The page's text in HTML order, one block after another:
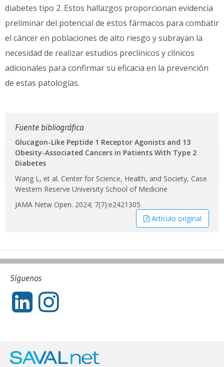
diabetes tipo 2. Estos hallazgos proporcionan evidencia
preliminar del potencial de estos fármacos para combatir
el cáncer en poblaciones de alto riesgo y subrayan la
necesidad de realizar estudios preclínicos y clínicos
adicionales para confirmar su eficacia en la prevención
de estas patologías.
Fuente bibliográfica
Glucagon-Like Peptide 1 Receptor Agonists and 13
Obesity-Associated Cancers in Patients With Type 2
Diabetes
Wang L, et al. Center for Science, Health, and Society, Case
Western Reserve University School of Medicine
JAMA Netw Open. 2024; 7(7):e2421305
Artículo original
Síguenos